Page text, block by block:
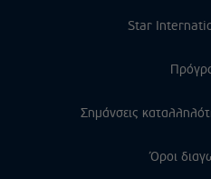
Star
Σημάνσεις
Όροι